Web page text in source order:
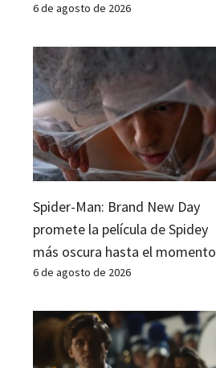
6 de agosto de 2026
Spider-Man: Brand New Day
promete la película de Spidey
más oscura hasta el momento
6 de agosto de 2026